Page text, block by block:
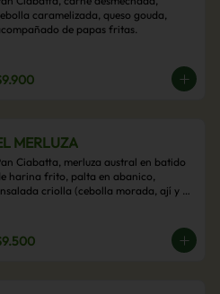
caramelizada, queso gouda,
de papas fritas.
MERLUZA
Ciabatta, merluza austral en batido
harina frito, palta en abanico,
criolla (cebolla morada, ají y